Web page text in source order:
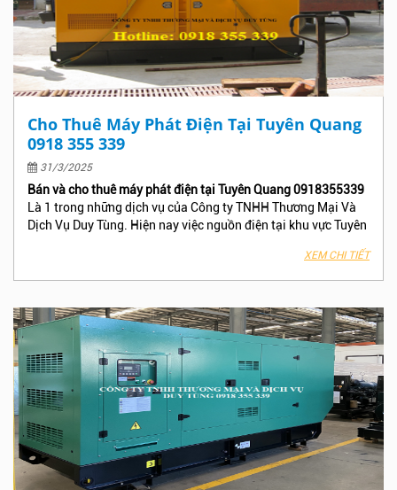
Cho Thuê Máy Phát Điện Tại Tuyên Quang
0918 355 339
31/3/2025
Bán và cho thuê máy phát điện tại Tuyên Quang 0918355339
Là 1 trong những dịch vụ của Công ty TNHH Thương Mại Và
Dịch Vụ Duy Tùng. Hiện nay việc nguồn điện tại khu vực Tuyên
không thông báo trước làm ảnh hưởng đến công việc , Phân
xưởng – Nhà máy, Công trình, Khách sạn hay Tòa nhà văn
Thương Mại Và Dịch Vụ Duy Tùng để nhận được báo giá và
dịch vụ tốt nhất tại Tuyên Quang!
XEM CHI TIẾT